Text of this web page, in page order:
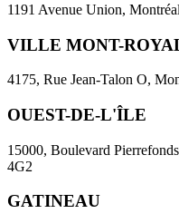
1191 Avenue Union,
VILLE MONT-
4175, Rue Jean-Talon O,
OUEST-DE-L'ÎLE
15000, Boulevard
4G2
GATINEAU